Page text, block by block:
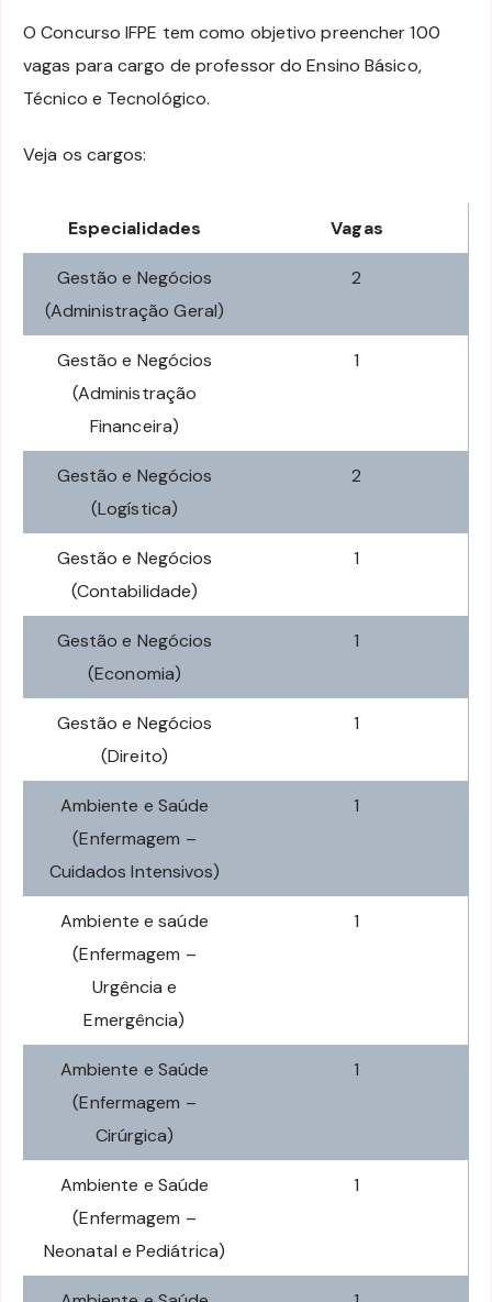
O Concurso IFPE tem como objetivo preencher 100
vagas para cargo de professor do Ensino Básico,
Técnico e Tecnológico.
Veja os cargos:
Especialidades Vagas
Gestão e Negócios
(Administração Geral)
2
Gestão e Negócios
(Administração
Financeira)
1
Gestão e Negócios
(Logística)
2
Gestão e Negócios
(Contabilidade)
1
Gestão e Negócios
(Economia)
1
Gestão e Negócios
(Direito)
1
Ambiente e Saúde
(Enfermagem –
Cuidados Intensivos)
1
Ambiente e saúde
(Enfermagem –
Urgência e
Emergência)
1
Ambiente e Saúde
(Enfermagem –
Cirúrgica)
1
Ambiente e Saúde
(Enfermagem –
Neonatal e Pediátrica)
1